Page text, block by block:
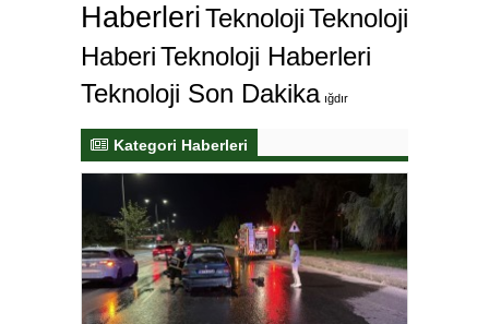
HaberleriTeknolojiTeknoloji
HaberiTeknoloji Haberleri
Teknoloji Son Dakika ığdır
Kategori Haberleri